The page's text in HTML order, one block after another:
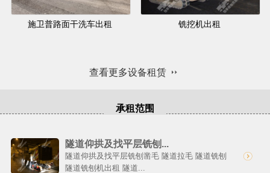
施卫普路面干洗车出租 铣挖机出租
查看更多设备租赁
承租范围
隧道仰拱及找平层铣刨...
隧道仰拱及找平层铣刨凿毛 隧道拉毛 隧道铣刨
隧道铣刨机出租 隧道...